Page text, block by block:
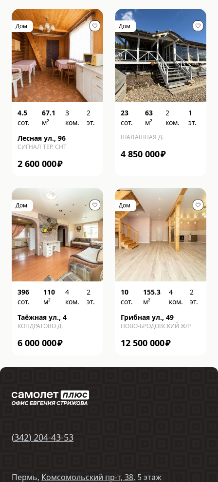
Дом
4.5
сот.
67.1
м²
3
ком.
2
эт.
Лесная ул., 96
СИГНАЛ ТЕР. СНТ
2 600 000₽
Дом
23
сот.
63
м²
2
ком.
1
эт.
ШАЛАШНАЯ Д.
4 850 000₽
Дом
396
сот.
110
м²
4
ком.
2
эт.
Таёжная ул., 4
КОНДРАТОВО Д.
6 000 000₽
Дом
10
сот.
155.3
м²
4
ком.
2
эт.
Грибная ул., 49
НОВО-БРОДОВСКИЙ Ж/Р
12 500 000₽
(342) 204-43-53
Пермь, Комсомольский пр-т, 38, 5 этаж